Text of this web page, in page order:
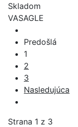
Skladom
VASAGLE
Predošlá
1
2
3
Nasledujúca
Strana 1 z 3